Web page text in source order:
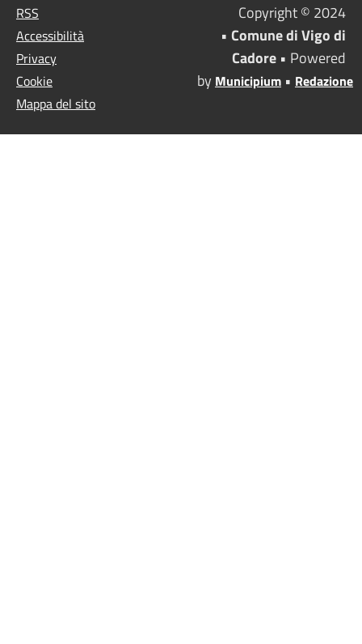
RSS
Accessibilità
Privacy
Cookie
Mappa del sito
Copyright © 2024
• Comune di Vigo di
Cadore • Powered
by Municipium • Redazione